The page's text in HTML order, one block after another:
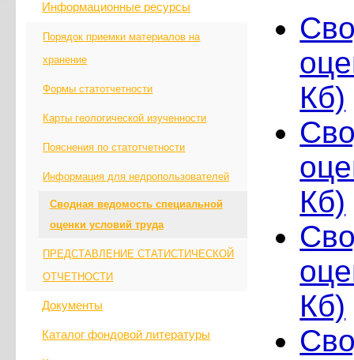
Информационные ресурсы
Порядок приемки материалов на
хранение
Формы статотчетности
Карты геологической изученности
Пояснения по статотчетности
Информация для недропользователей
Сводная ведомость специальной
оценки условий труда
ПРЕДСТАВЛЕНИЕ СТАТИСТИЧЕСКОЙ
ОТЧЕТНОСТИ
Документы
Каталог фондовой литературы
Кб)
Кб)
Кб)